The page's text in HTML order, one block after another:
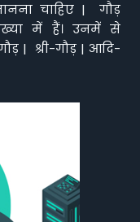
चाहिए | गौड़
में हैं। उनमें से
| श्री-गौड़ | आदि-